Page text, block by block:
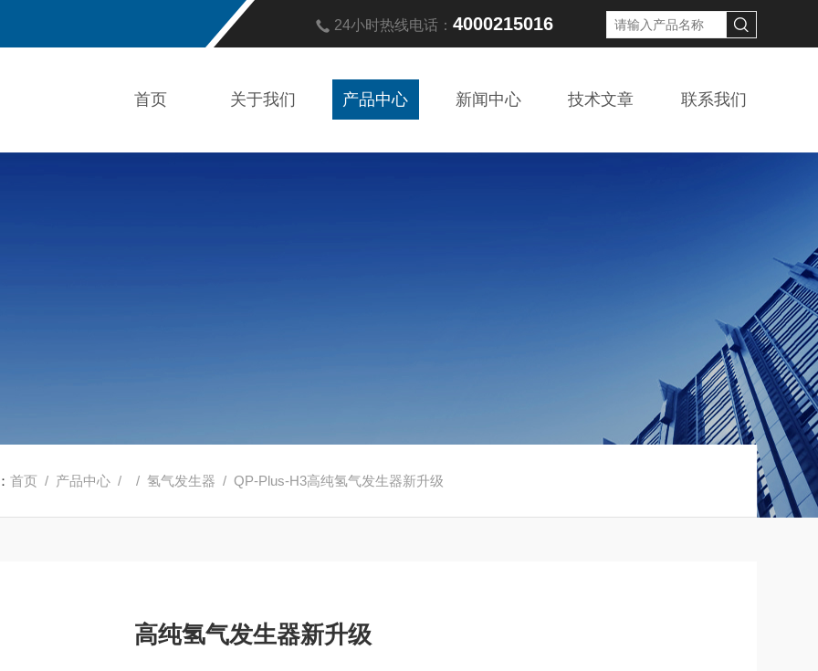
24小时热线电话： 4000215016
首页 关于我们 产品中心 新闻中心 技术文章 联系我们
首页 / 产品中心 / /氢气发生器 / QP-Plus-H3高纯氢气发生器新升级
高纯氢气发生器新升级